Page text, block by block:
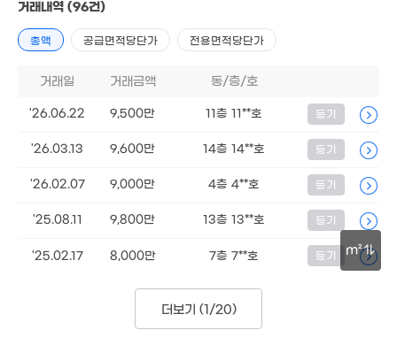
3억
m²
거래내역 (96건)
총액 공급면적당단가 전용면적당단가
거래일 거래금액 동/층/호
'26.06.22 9,500만 11층 11**호 등기
'26.03.13 9,600만 14층 14**호 등기
'26.02.07 9,000만 4층 4**호 등기
'25.08.11 9,800만 13층 13**호 등기
'25.02.17 8,000만 7층 7**호 등기
더보기 (1/20)